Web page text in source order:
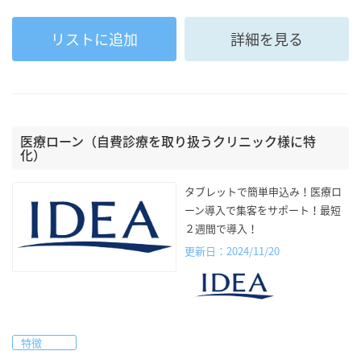
リストに追加 詳細を見る
医療ローン（自費診療を取り扱うクリニック様に特
化）
タブレットで簡単申込み！医療ロ
ーン導入で集客をサポート！最短
２週間で導入！
更新日：2024/11/20
特徴